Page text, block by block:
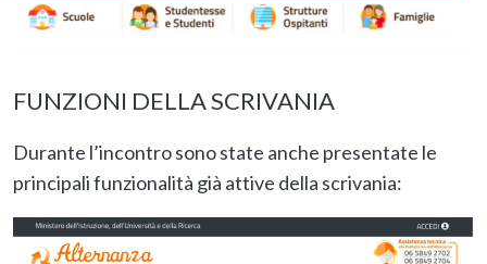
FUNZIONI DELLA SCRIVANIA
Durante l’incontro sono state anche presentate le
principali funzionalità già attive della scrivania: